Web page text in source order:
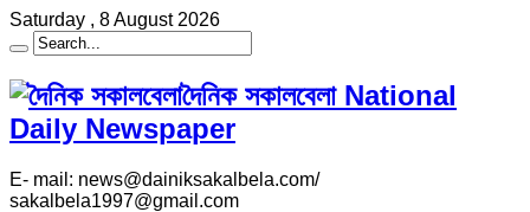
Saturday , 8 August 2026
দৈনিক সকালবেলা National
Daily Newspaper
E- mail: news@dainiksakalbela.com/
sakalbela1997@gmail.com